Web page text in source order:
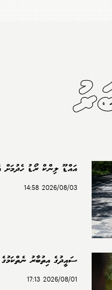
އައްޑޫ ލިންކް ރޯޑު ހެދުމަށް
2026/08/03 14:58
ސައީދުގެ އިތުބާރު ނެތްކަމުގެ
2026/08/01 17:13